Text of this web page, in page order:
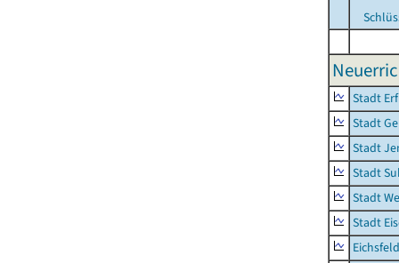
Stadt
Stadt
Stadt
Stadt
Stadt
Stadt
Eichsfeld